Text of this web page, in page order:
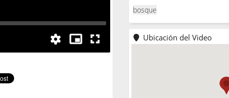
bosque
Ubicación del Video